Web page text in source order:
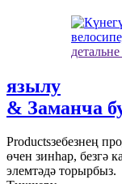
язылу
& Заманча
Productsзебезнең
өчен зинһар, безгә
элемтәдә торырбыз.